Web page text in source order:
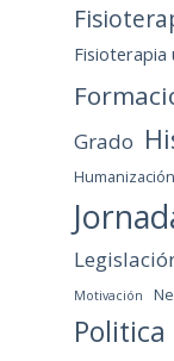
Fisioterapia
Grado
Humanización
Motivación